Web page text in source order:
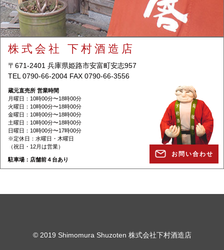
株式会社 下村酒造店
〒671-2401 兵庫県姫路市安富町安志957
TEL 0790-66-2004 FAX 0790-66-3556
蔵元直売所 営業時間
月曜日：10時00分〜18時00分
火曜日：10時00分〜18時00分
金曜日：10時00分〜18時00分
土曜日：10時00分〜18時00分
日曜日：10時00分〜17時00分
※定休日：水曜日・木曜日
（祝日・12月は営業）
駐⾞場：店舗前４台あり
お問い合わせ
© 2019 Shimomura Shuzoten 株式会社下村酒造店